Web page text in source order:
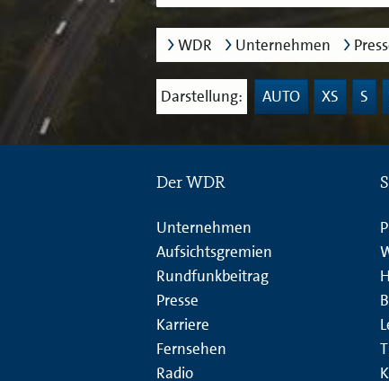
WDR Unternehmen
Darstellung: AUTO XS S
Der WDR
Unternehmen
Aufsichtsgremien
Rundfunkbeitrag
Presse
Karriere
Fernsehen
Radio